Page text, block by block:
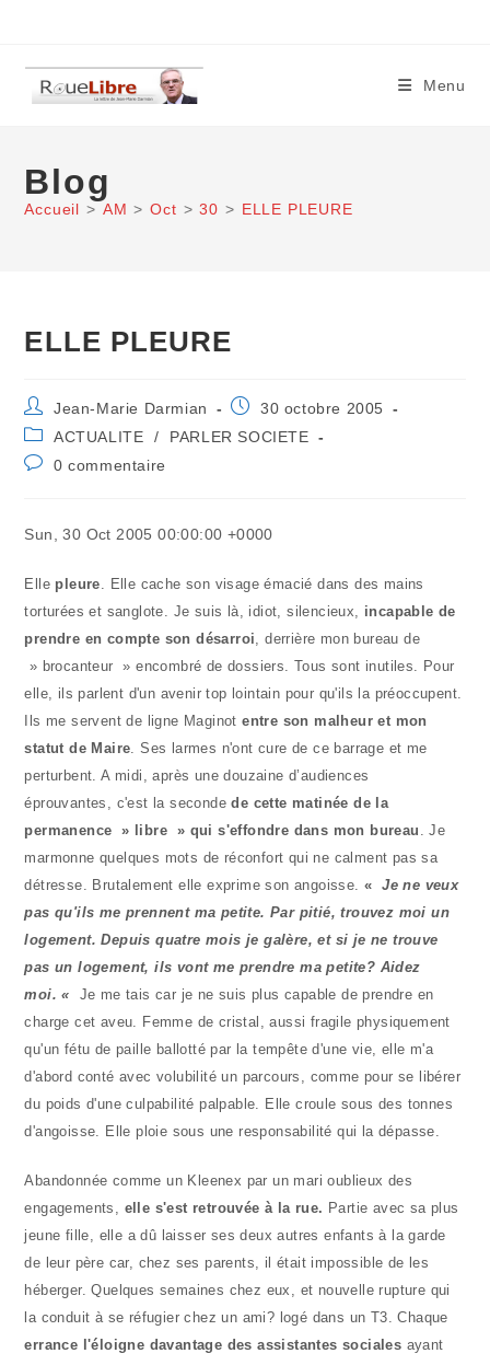
content
Menu
Blog
Accueil > AM > Oct > 30 > ELLE PLEURE
ELLE PLEURE
Auteur/autrice
de
la
publication :
Jean-Marie Darmian
Publication
30 octobre 2005
Post
category:
ACTUALITE /
PARLER SOCIETE
Commentaires
0 commentaire
Sun, 30 Oct 2005 00:00:00 +0000
Elle pleure. Elle cache son visage émacié dans des mains
torturées et sanglote. Je suis là, idiot, silencieux, incapable de
prendre en compte son désarroi, derrière mon bureau de
» brocanteur » encombré de dossiers. Tous sont inutiles. Pour
elle, ils parlent d'un avenir top lointain pour qu'ils la préoccupent.
Ils me servent de ligne Maginotentre son malheur et mon
statut de Maire. Ses larmes n'ont cure de ce barrage et me
perturbent. A midi, après une douzaine d’audiences
éprouvantes, c'est la secondede cette matinée de la
permanence » libre » qui s'effondre dans mon bureau . Je
marmonne quelques mots de réconfort qui ne calment pas sa
détresse. Brutalement elle exprime son angoisse.« Je ne veux
pas qu'ils me prennent ma petite. Par pitié, trouvez moi un
logement. Depuis quatre mois je galère, et si je ne trouve
pas un logement, ils vont me prendre ma petite? Aidez
moi. «
Je me tais car je ne suis plus capable de prendre en
charge cet aveu. Femme de cristal, aussi fragile physiquement
qu'un fétu de paille ballotté par la tempête d'une vie, elle m'a
d'abord conté avec volubilité un parcours, comme pour se libérer
du poids d'une culpabilité palpable. Elle croule sous des tonnes
d'angoisse. Elle ploie sous une responsabilité qui la dépasse.
Abandonnée comme un Kleenex par un mari oublieux des
engagements, elle s'est retrouvée à la rue. Partie avec sa plus
jeune fille, elle a dû laisser ses deux autres enfants à la garde
de leur père car, chez ses parents, il était impossible de les
héberger. Quelques semaines chez eux, et nouvelle rupture qui
la conduit à se réfugier chez un ami? logé dans un T3. Chaque
errance l'éloigne davantage des assistantes sociales ayant